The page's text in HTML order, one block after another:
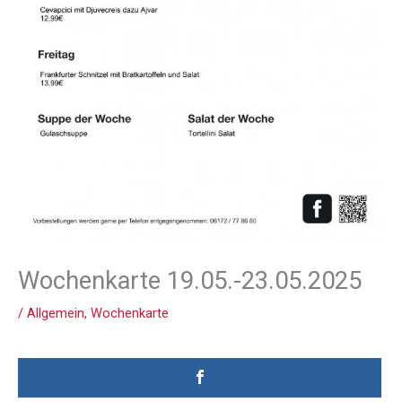
Wochenkarte 19.05.-23.05.2025
/ Allgemein, Wochenkarte